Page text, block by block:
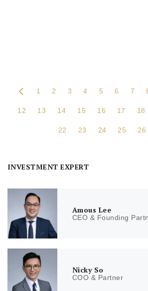
1 2 3 4 5 6 7
12 13 14 15 16 17 18
22 23 24 25 26
INVESTMENT EXPERT
Amous Lee
CEO & Founding
Nicky So
COO & Partner